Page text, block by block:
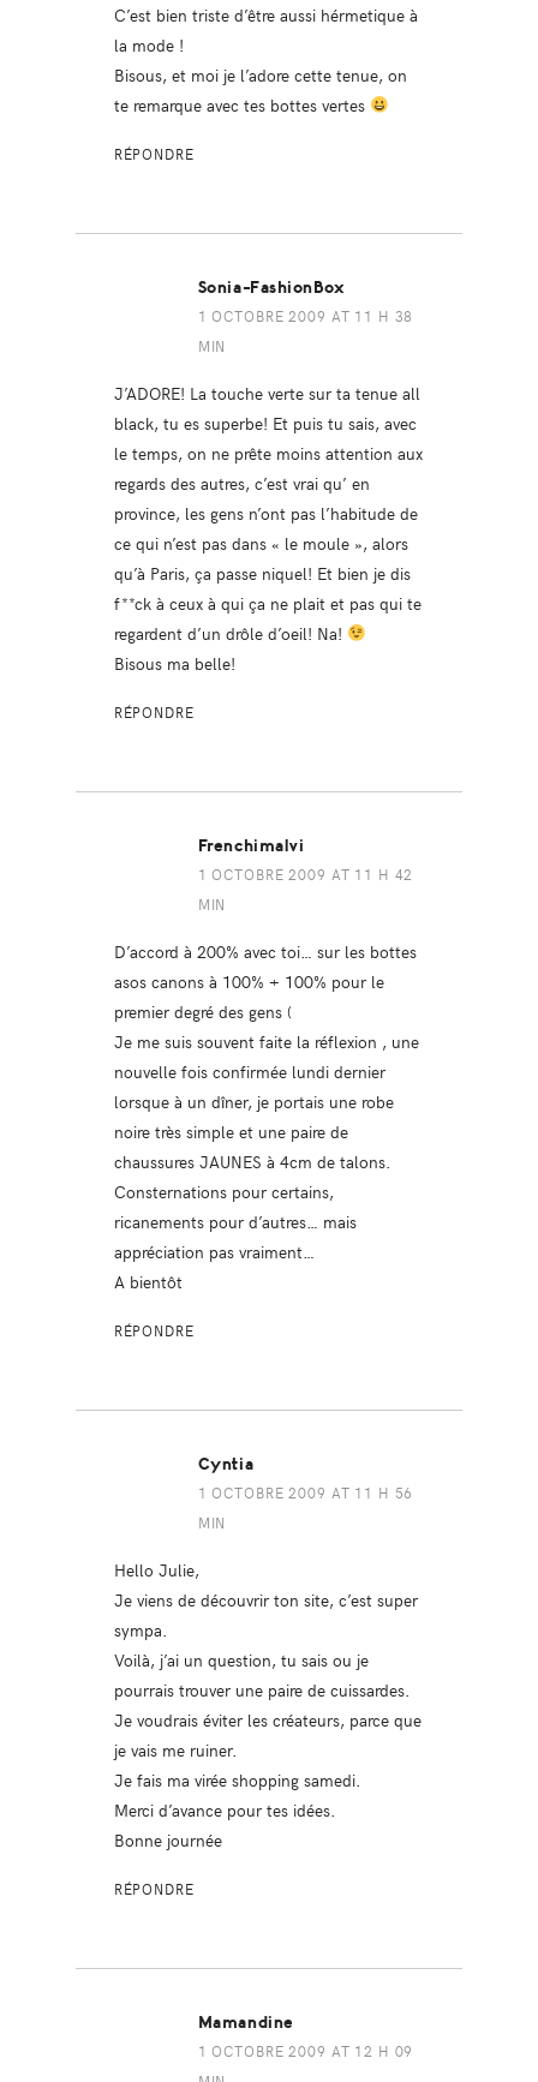
C’est bien triste d’être aussi hérmetique à
la mode !
Bisous, et moi je l’adore cette tenue, on
te remarque avec tes bottes vertes
RÉPONDRE
Sonia-FashionBox
1 OCTOBRE 2009 AT 11 H 38
MIN
J’ADORE! La touche verte sur ta tenue all
black, tu es superbe! Et puis tu sais, avec
le temps, on ne prête moins attention aux
regards des autres, c’est vrai qu’ en
province, les gens n’ont pas l’habitude de
ce qui n’est pas dans « le moule », alors
qu’à Paris, ça passe niquel! Et bien je dis
f**ck à ceux à qui ça ne plait et pas qui te
regardent d’un drôle d’oeil! Na!
Bisous ma belle!
RÉPONDRE
Frenchimalvi
1 OCTOBRE 2009 AT 11 H 42
MIN
D’accord à 200% avec toi… sur les bottes
asos canons à 100% + 100% pour le
premier degré des gens (
Je me suis souvent faite la réflexion , une
nouvelle fois confirmée lundi dernier
lorsque à un dîner, je portais une robe
noire très simple et une paire de
chaussures JAUNES à 4cm de talons.
Consternations pour certains,
ricanements pour d’autres… mais
appréciation pas vraiment…
A bientôt
RÉPONDRE
Cyntia
1 OCTOBRE 2009 AT 11 H 56
MIN
Hello Julie,
Je viens de découvrir ton site, c’est super
sympa.
Voilà, j’ai un question, tu sais ou je
pourrais trouver une paire de cuissardes.
Je voudrais éviter les créateurs, parce que
je vais me ruiner.
Je fais ma virée shopping samedi.
Merci d’avance pour tes idées.
Bonne journée
RÉPONDRE
Mamandine
1 OCTOBRE 2009 AT 12 H 09